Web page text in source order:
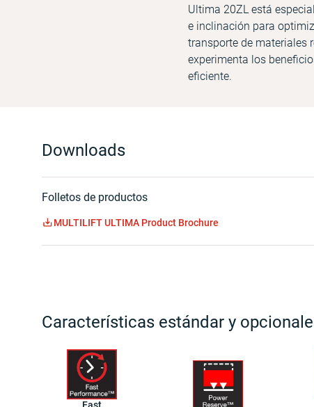
Ultima 20ZL está
e inclinación para
transporte de materiales
experimenta los
eficiente.
Downloads
Folletos de productos
MULTILIFT ULTIMA Product Brochure
Características estándar y